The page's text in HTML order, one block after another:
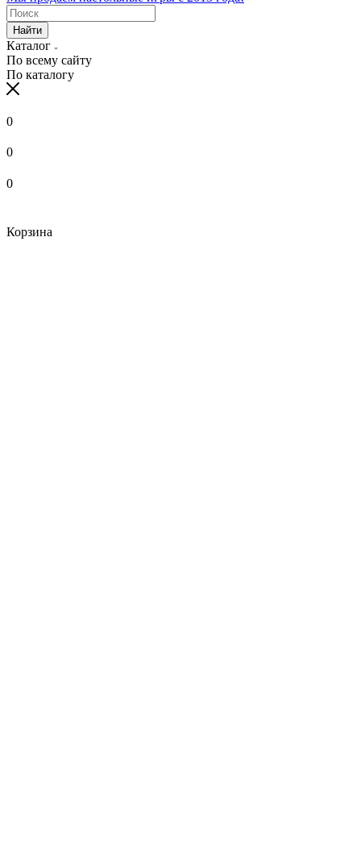
Найти
Каталог
По всему сайту
По каталогу
0
0
0
Корзина